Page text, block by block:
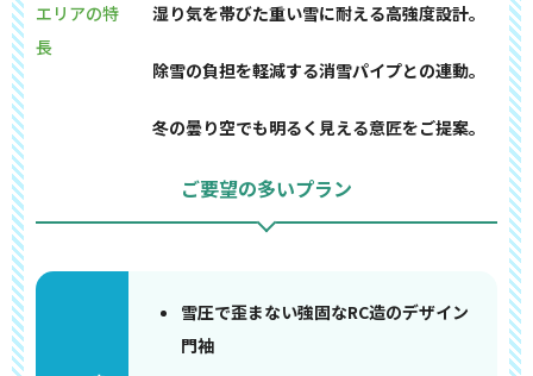
エリアの特
長
湿り気を帯びた重い雪に耐える高強度設計。
除雪の負担を軽減する消雪パイプとの連動。
冬の曇り空でも明るく見える意匠をご提案。
ご要望の多いプラン
雪圧で歪まない強固なRC造のデザイン
門袖